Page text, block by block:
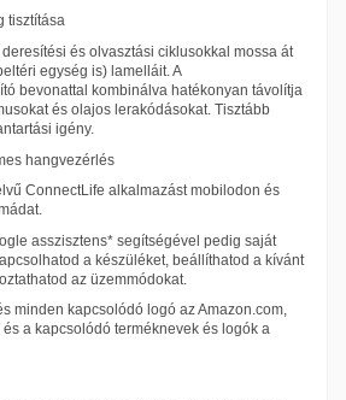
tisztítása
és olvasztási ciklusokkal mossa át
egység is) lamelláit. A
bevonattal kombinálva hatékonyan távolítja
és olajos lerakódásokat. Tisztább
igény.
hangvezérlés
ConnectLife alkalmazást mobilodon és
asszisztens* segítségével pedig saját
a készüléket, beállíthatod a kívánt
az üzemmódokat.
minden kapcsolódó logó az Amazon.com,
és a kapcsolódó terméknevek és logók a